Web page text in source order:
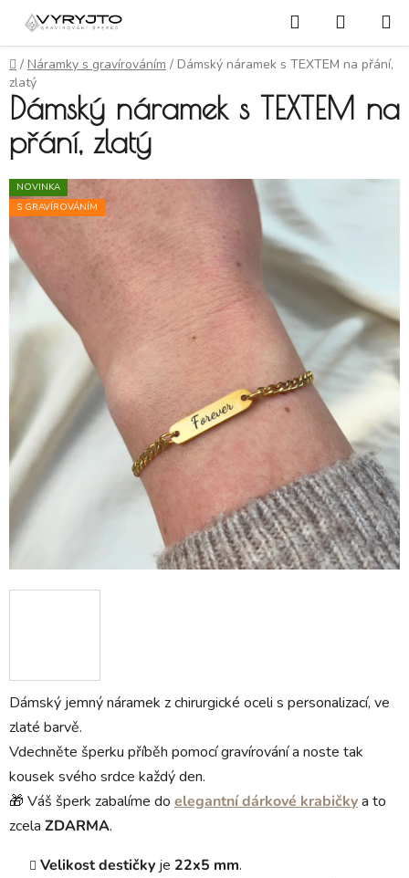
Přejít na obsah Hledat
Domů
/ Náramky s gravírováním / Dámský náramek s TEXTEM na přání,
zlatý
Dámský jemný náramek z chirurgické oceli s personalizací, ve
zlaté barvě.
Vdechněte šperku příběh pomocí gravírování a noste tak
kousek svého srdce každý den.
🎁 Váš šperk zabalíme do elegantní dárkové krabičkya to
zcela ZDARMA.
Velikost destičky je 22x5 mm.
Dámský náramek s TEXTEM na
přání, zlatý
NOVINKA
S GRAVÍROVÁNÍM